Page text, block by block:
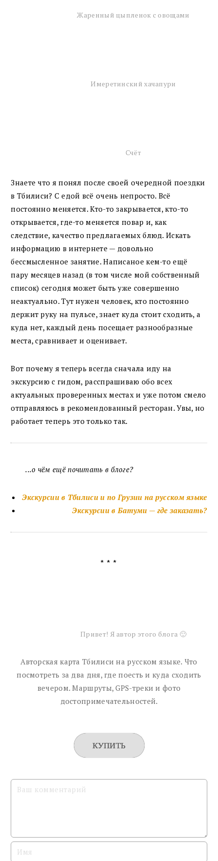
Жаренный цыпленок с овощами
Имеретинский хачапури
Счёт
Знаете что я понял после своей очередной поездки
в Тбилиси? С едой всё очень непросто. Всё
постоянно меняется. Кто-то закрывается, кто-то
открывается, где-то меняется повар и, как
следствие, качество предлагаемых блюд. Искать
информацию в интернете — довольно
бессмысленное занятие. Написаное кем-то ещё
пару месяцев назад (в том числе мой собственный
список) сегодня может быть уже совершенно
неактуально. Тут нужен человек, кто постоянно
держит руку на пульсе, знает куда стоит сходить, а
куда нет, каждый день посещает разнообразные
места, сравнивает и оценивает.
Вот почему я теперь всегда сначала иду на
экскурсию с гидом, расспрашиваю обо всех
актуальных проверенных местах и уже потом смело
отправляюсь в рекомендованный ресторан. Увы, но
работает теперь это только так.
...о чём ещё почитать в блоге?
Экскурсии в Тбилиси и по Грузии на русском языке
Экскурсии в Батуми —где заказать?
***
Привет! Я автор этого блога 🙂
Авторская карта Тбилиси на русском языке. Что
посмотреть за два дня, где поесть и куда сходить
вечером. Маршруты, GPS-треки и фото
достопримечательностей.
КУПИТЬ